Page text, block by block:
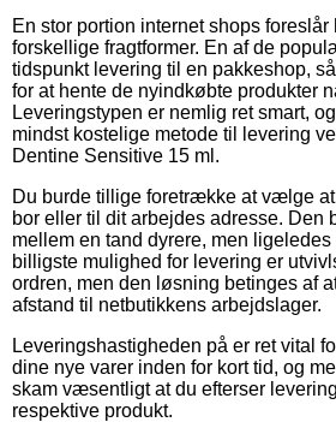
En stor portion internet shops
forskellige fragtformer. En af de
tidspunkt levering til en pakkeshop,
for at hente de nyindkøbte produkter
Leveringstypen er nemlig ret smart,
mindst kostelige metode til levering
Dentine Sensitive 15 ml.
Du burde tillige foretrække at vælge
bor eller til dit arbejdes adresse. Den
mellem en tand dyrere, men ligeledes
billigste mulighed for levering er
ordren, men den løsning betinges af
afstand til netbutikkens arbejdslager.
Leveringshastigheden på er ret vital
dine nye varer inden for kort tid, og
skam væsentligt at du efterser
respektive produkt.